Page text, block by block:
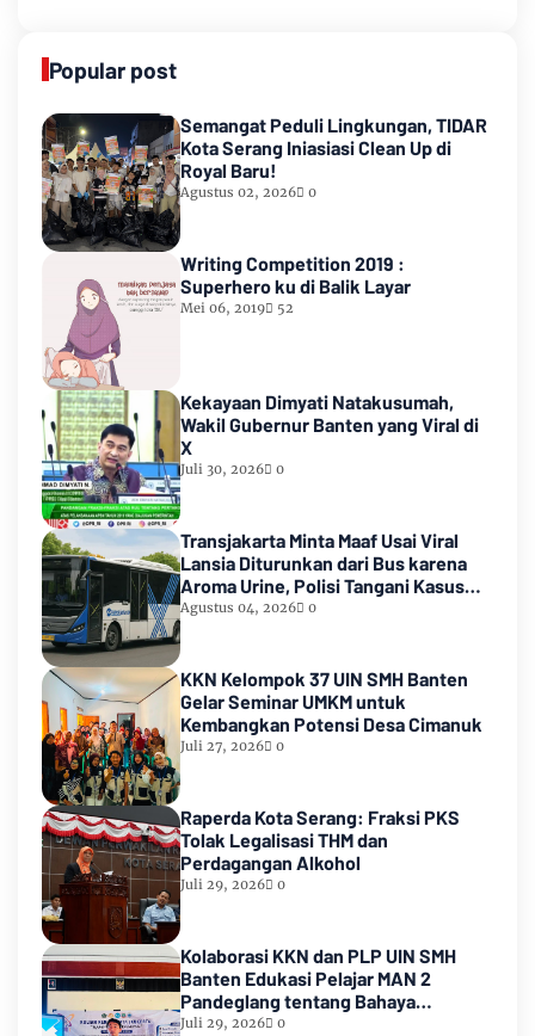
Popular post
Semangat Peduli Lingkungan, TIDAR
Kota Serang Iniasiasi Clean Up di
Royal Baru!
Agustus 02, 2026 0
Writing Competition 2019 :
Superhero ku di Balik Layar
Mei 06, 2019 52
Kekayaan Dimyati Natakusumah,
Wakil Gubernur Banten yang Viral di
X
Juli 30, 2026 0
Transjakarta Minta Maaf Usai Viral
Lansia Diturunkan dari Bus karena
Aroma Urine, Polisi Tangani Kasus
Lansia Korban Penyekapan
Agustus 04, 2026 0
KKN Kelompok 37 UIN SMH Banten
Gelar Seminar UMKM untuk
Kembangkan Potensi Desa Cimanuk
Juli 27, 2026 0
Raperda Kota Serang: Fraksi PKS
Tolak Legalisasi THM dan
Perdagangan Alkohol
Juli 29, 2026 0
Kolaborasi KKN dan PLP UIN SMH
Banten Edukasi Pelajar MAN 2
Pandeglang tentang Bahaya
Pernikahan Dini
Juli 29, 2026 0